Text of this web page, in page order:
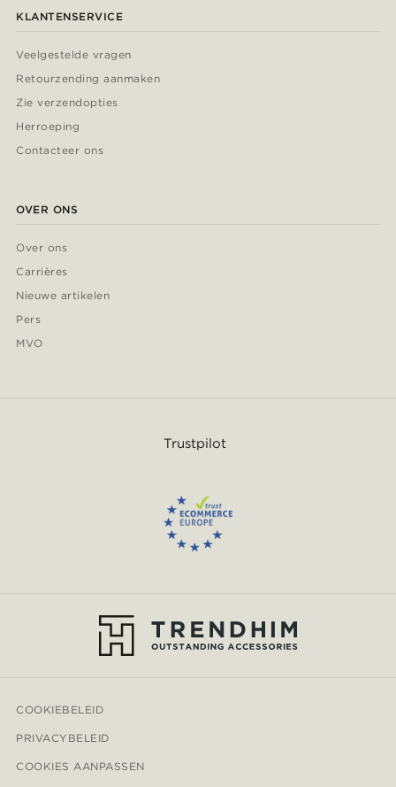
KLANTENSERVICE
Veelgestelde vragen
Retourzending aanmaken
Zie verzendopties
Herroeping
Contacteer ons
OVER ONS
Over ons
Carrières
Nieuwe artikelen
Pers
MVO
Trustpilot
COOKIEBELEID
PRIVACYBELEID
COOKIES AANPASSEN